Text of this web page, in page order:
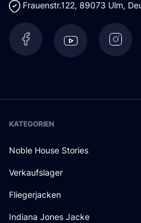
Frauenstr.122, 89073 Ulm,
KATEGORIEN
Noble House Stories
Verkaufslager
Fliegerjacken
Indiana Jones Jacke